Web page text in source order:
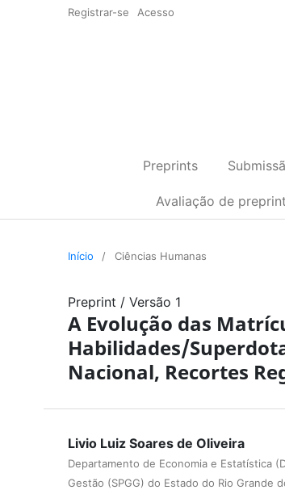
Registrar-se Acesso
Preprints
Avaliação de
Início / Ciências Humanas
Preprint / Versão 1
A Evolução das
Habilidades/
Nacional, Recortes
Livio Luiz Soares de Oliveira
Departamento de Economia e Estatística
Gestão (SPGG) do Estado do Rio Grande